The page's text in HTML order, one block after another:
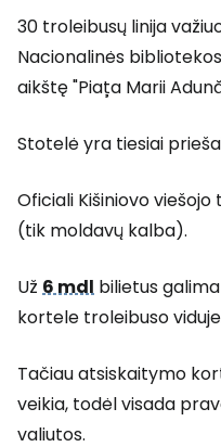
30 troleibusų linija
Nacionalinės
aikštę "Piața Marii
Stotelė yra tiesiai
Oficiali Kišiniovo
(tik moldavų kalba).
Už 6 mdl bilietus
kortele troleibuso
Tačiau atsiskaitymo
veikia, todėl visada
valiutos.